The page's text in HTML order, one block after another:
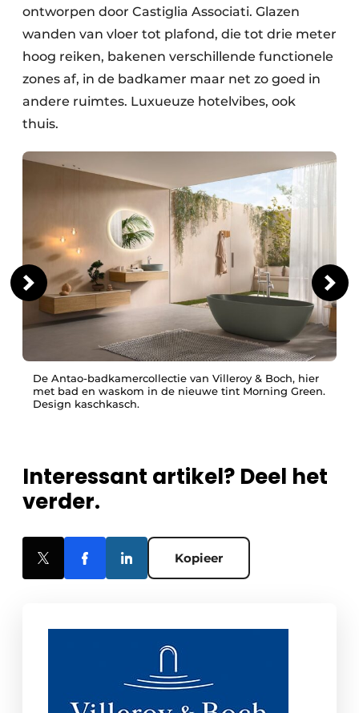
ontworpen door Castiglia Associati. Glazen
wanden van vloer tot plafond, die tot drie meter
hoog reiken, bakenen verschillende functionele
zones af, in de badkamer maar net zo goed in
andere ruimtes. Luxueuze hotelvibes, ook
thuis.
De Antao-badkamercollectie van Villeroy & Boch, hier
met bad en waskom in de nieuwe tint Morning Green.
Design kaschkasch.
Interessant artikel? Deel het
verder.
Kopieer